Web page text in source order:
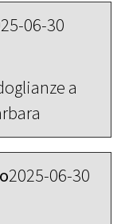
06-30
a
2025-06-30